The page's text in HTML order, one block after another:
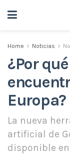
Home Noticias
¿Por
Europa?
La nueva
artificial de
disponible